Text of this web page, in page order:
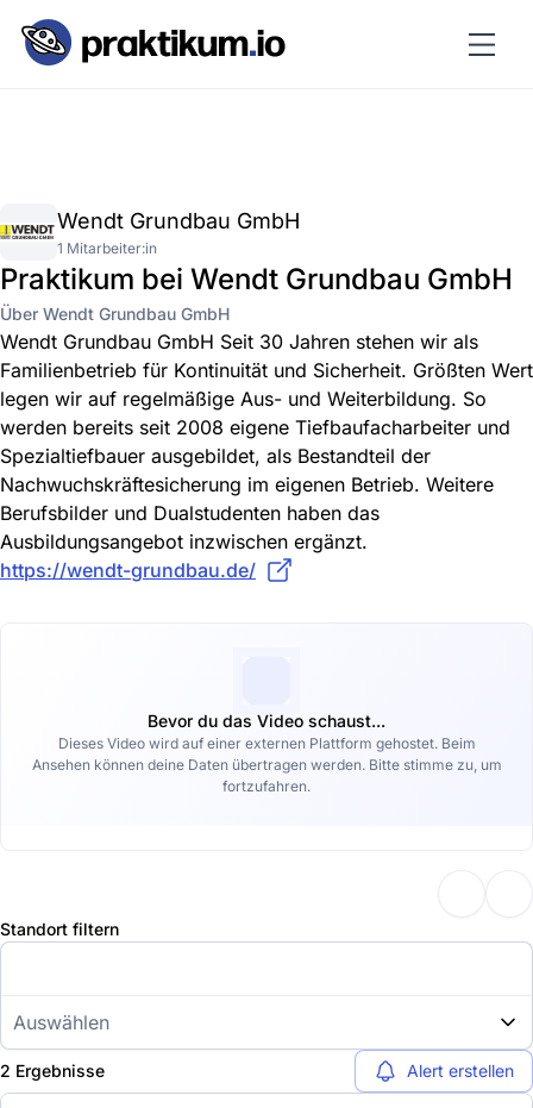
Wendt Grundbau GmbH
1 Mitarbeiter:in
Praktikum bei Wendt Grundbau GmbH
Über Wendt Grundbau GmbH
Wendt Grundbau GmbH Seit 30 Jahren stehen wir als
Familienbetrieb für Kontinuität und Sicherheit. Größten Wert
legen wir auf regelmäßige Aus- und Weiterbildung. So
werden bereits seit 2008 eigene Tiefbaufacharbeiter und
Spezialtiefbauer ausgebildet, als Bestandteil der
Nachwuchskräftesicherung im eigenen Betrieb. Weitere
Berufsbilder und Dualstudenten haben das
Ausbildungsangebot inzwischen ergänzt.
https://wendt-grundbau.de/
Bevor du das Video schaust...
Dieses Video wird auf einer externen Plattform gehostet. Beim
Ansehen können deine Daten übertragen werden. Bitte stimme zu, um
fortzufahren.
Standort filtern
Auswählen
2 Ergebnisse Alert erstellen